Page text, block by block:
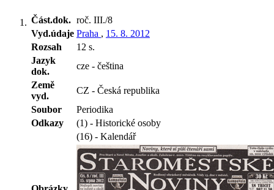
Část.dok. roč. III./8
Vyd.údaje Praha , 15. 8. 2012
Rozsah
12 s.
Jazyk
dok.
cze - čeština
Země
vyd.
CZ - Česká republika
Soubor
Periodika
Odkazy
(1) - Historické osoby
(16) - Kalendář